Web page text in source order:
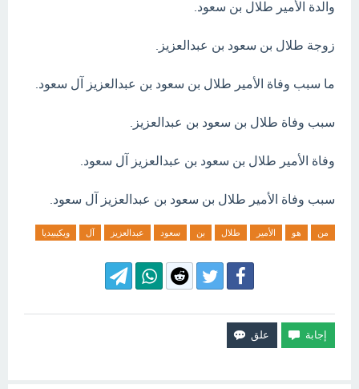
والدة الأمير طلال بن سعود.
زوجة طلال بن سعود بن عبدالعزيز.
ما سبب وفاة الأمير طلال بن سعود بن عبدالعزيز آل سعود.
سبب وفاة طلال بن سعود بن عبدالعزيز.
وفاة الأمير طلال بن سعود بن عبدالعزيز آل سعود.
سبب وفاة الأمير طلال بن سعود بن عبدالعزيز آل سعود.
من هو الأمير طلال بن سعود عبدالعزيز آل ويكيبيديا